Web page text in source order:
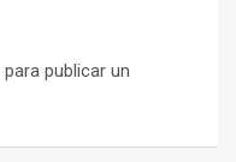
para publicar un